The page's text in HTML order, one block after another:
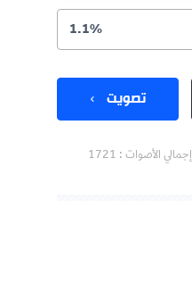
1.1%
تصويت
إجمالي الأصوات : 1721